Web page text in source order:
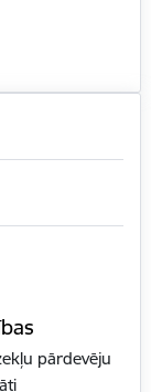
pārdevēju